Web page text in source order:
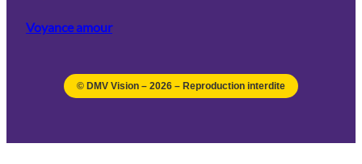
Voyance amour
© DMV Vision – 2026 – Reproduction interdite